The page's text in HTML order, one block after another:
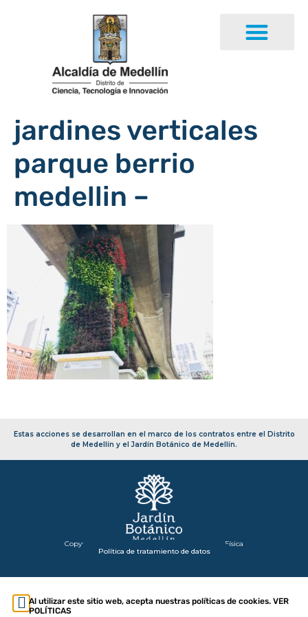
jardines verticales
parque berrio
medellin –
Estas acciones se desarrollan en el marco de los contratos entre el Distrito
de Medellín y el Jardín Botánico de Medellín.
Copyright 2026 – Secretaría de Infraestructura Física
Política de tratamiento de datos
Al utilizar este sitio web, acepta nuestras políticas de cookies. VER
POLÍTICAS